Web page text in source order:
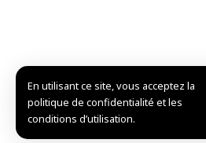
En utilisant ce site, vous acceptez la
politique de confidentialité et les
conditions d’utilisation.